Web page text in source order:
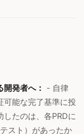
発者へ： - 自律
可能な完了基準に投
たのは、各PRDに
スト）があったか